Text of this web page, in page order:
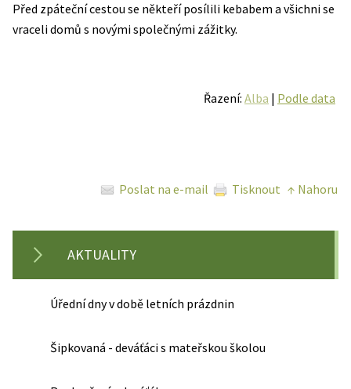
Před zpáteční cestou se někteří posílili kebabem a všichni se
vraceli domů s novými společnými zážitky.
Řazení: Alba | Podle data
Poslat na e-mail Tisknout ↑ Nahoru
AKTUALITY
Úřední dny v době letních prázdnin
Šipkovaná - deváťáci s mateřskou školou